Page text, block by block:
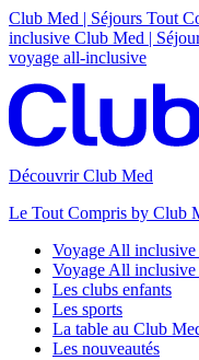
Club Med | Séjours Tout
inclusive Club Med |
voyage all-inclusive
Découvrir Club Med
Le Tout Compris by Club
Voyage All inclusive
Voyage All inclusive
Les clubs enfants
Les sports
La table au Club
Les nouveautés